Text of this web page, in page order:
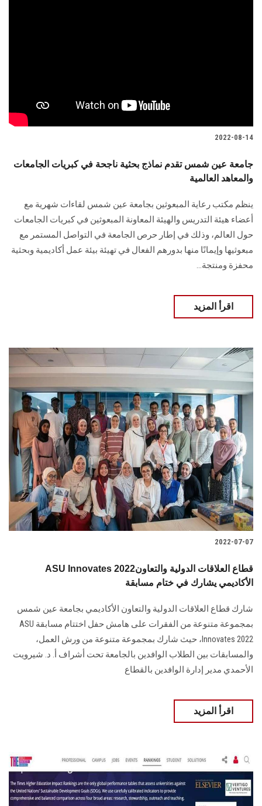
2022-08-14
جامعة عين شمس تقدم نماذج بحثية ناجحة في كبريات الجامعات
والمعاهد العالمية
ينظم مكتب رعاية المبعوثين بجامعة عين شمس لقاءات شهرية مع
أعضاء هيئة التدريس والهيئة المعاونة المبعوثين في كبريات الجامعات
حول العالم، وذلك في إطار حرص الجامعة في التواصل المستمر مع
مبعوثيها وإيمانًا منها بدورهم الفعال في تهيئة بيئة عمل أكاديمية وبحثية
محفزة ومنتجة...
اقرأ المزيد
2022-07-07
ASU Innovates 2022قطاع العلاقات الدولية والتعاون
الأكاديمي يشارك في ختام مسابقة
شارك قطاع العلاقات الدولية والتعاون الأكاديمي بجامعة عين شمس
بمجموعة متنوعة من الفقرات على هامش حفل اختتام مسابقة ASU
Innovates 2022، حيث شارك بمجموعة متنوعة من ورش العمل،
والمسابقات بين الطلاب الوافدين بالجامعة تحت أشراف أ. د. شيرويت
الأحمدي مدير إدارة الوافدين بالقطاع
اقرأ المزيد